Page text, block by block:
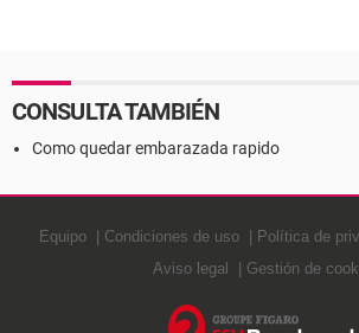
CONSULTA TAMBIÉN
Como quedar embarazada rapido
Equipo Condiciones de uso Política de
Aviso legal
Gestión de